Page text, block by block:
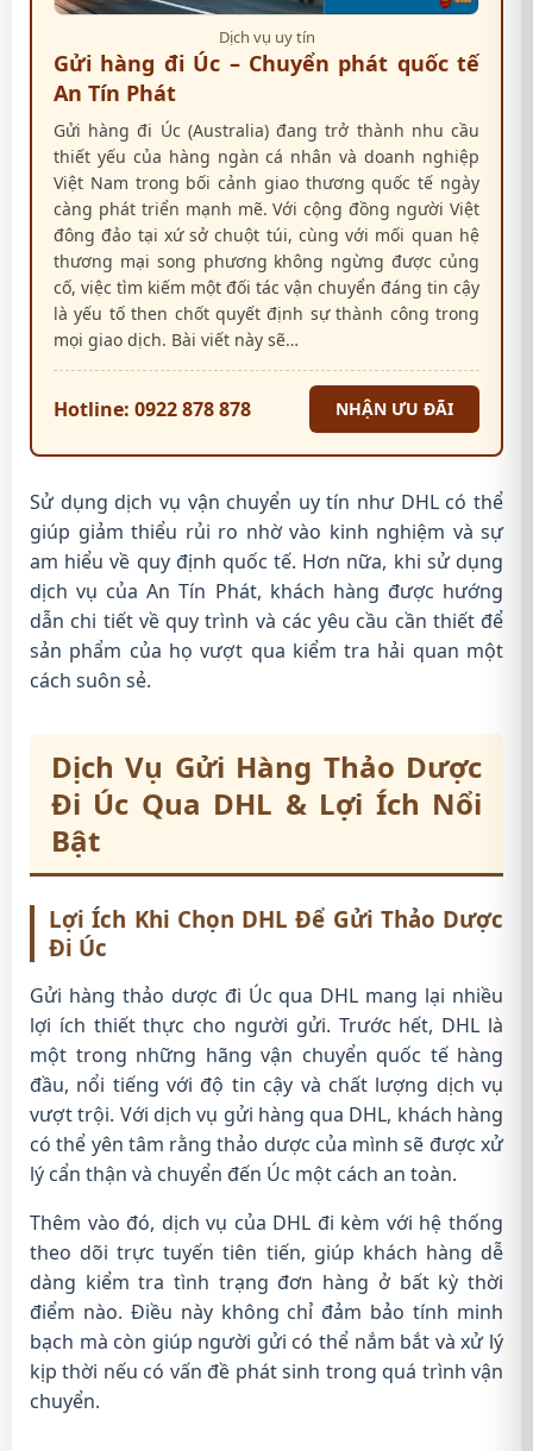
Dịch vụ uy tín
Gửi hàng đi Úc – Chuyển phát quốc tế
An Tín Phát
Gửi hàng đi Úc (Australia) đang trở thành nhu cầu
thiết yếu của hàng ngàn cá nhân và doanh nghiệp
Việt Nam trong bối cảnh giao thương quốc tế ngày
càng phát triển mạnh mẽ. Với cộng đồng người Việt
đông đảo tại xứ sở chuột túi, cùng với mối quan hệ
thương mại song phương không ngừng được củng
cố, việc tìm kiếm một đối tác vận chuyển đáng tin cậy
là yếu tố then chốt quyết định sự thành công trong
mọi giao dịch. Bài viết này sẽ…
Hotline: 0922 878 878 NHẬN ƯU ĐÃI
Sử dụng dịch vụ vận chuyển uy tín như DHL có thể
giúp giảm thiểu rủi ro nhờ vào kinh nghiệm và sự
am hiểu về quy định quốc tế. Hơn nữa, khi sử dụng
dịch vụ của An Tín Phát, khách hàng được hướng
dẫn chi tiết về quy trình và các yêu cầu cần thiết để
sản phẩm của họ vượt qua kiểm tra hải quan một
cách suôn sẻ.
Dịch Vụ Gửi Hàng Thảo Dược
Đi Úc Qua DHL & Lợi Ích Nổi
Bật
Lợi Ích Khi Chọn DHL Để Gửi Thảo Dược
Đi Úc
Gửi hàng thảo dược đi Úc qua DHL mang lại nhiều
lợi ích thiết thực cho người gửi. Trước hết, DHL là
một trong những hãng vận chuyển quốc tế hàng
đầu, nổi tiếng với độ tin cậy và chất lượng dịch vụ
vượt trội. Với dịch vụ gửi hàng qua DHL, khách hàng
có thể yên tâm rằng thảo dược của mình sẽ được xử
lý cẩn thận và chuyển đến Úc một cách an toàn.
Thêm vào đó, dịch vụ của DHL đi kèm với hệ thống
theo dõi trực tuyến tiên tiến, giúp khách hàng dễ
dàng kiểm tra tình trạng đơn hàng ở bất kỳ thời
điểm nào. Điều này không chỉ đảm bảo tính minh
bạch mà còn giúp người gửi có thể nắm bắt và xử lý
kịp thời nếu có vấn đề phát sinh trong quá trình vận
chuyển.